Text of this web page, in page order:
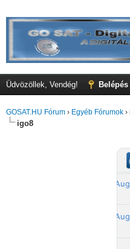
Üdvözöllek, Vendég! Belépés
GOSAT.HU Fórum › Egyéb Fórumok ›
igo8